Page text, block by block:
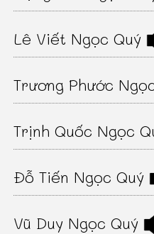
Lê Viết Ngọc Quý
Trương Phước
Trịnh Quốc Ngọc
Đỗ Tiến Ngọc Quý
Vũ Duy Ngọc Quý